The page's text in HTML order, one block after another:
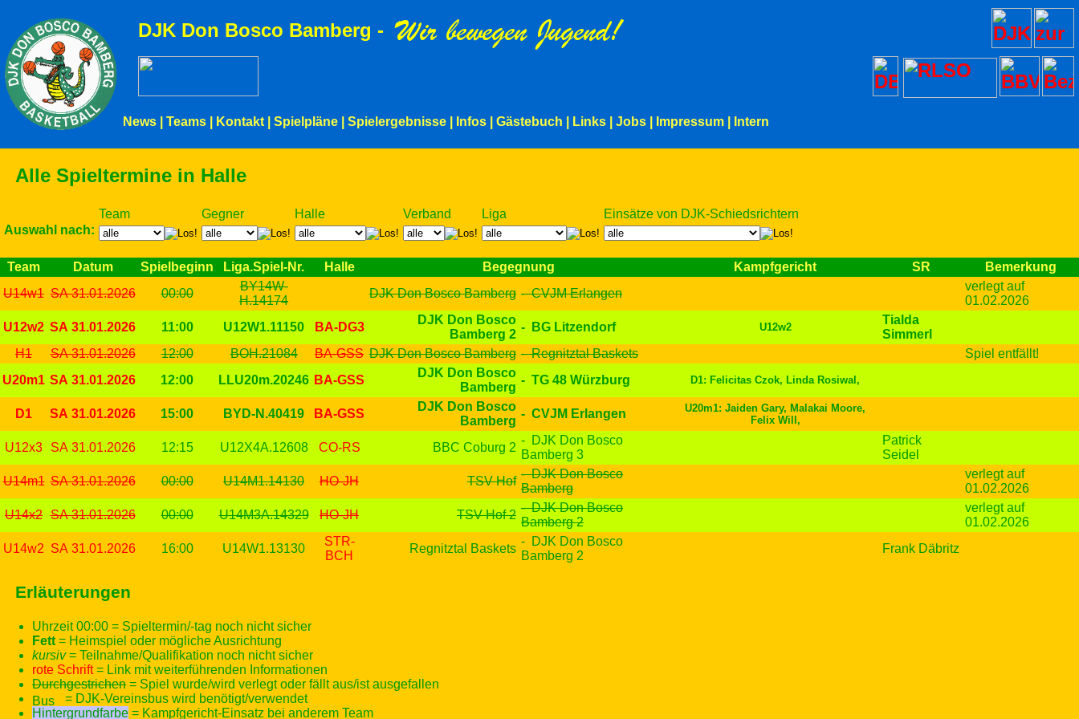
DJK Don Bosco Bamberg -
News Teams Kontakt Spielpläne Spielergebnisse Infos Gästebuch Links Jobs Impressum Intern
Alle Spieltermine in Halle
Auswahl nach:
Team Gegner Halle Verband Liga Einsätze von DJK-Schiedsrichtern
Team Datum Spielbeginn Liga.Spiel-Nr. Halle Begegnung Kampfgericht SR
Bemerkung
U14w1 SA 31.01.2026 00:00
BY14W-
H.14174
DJK Don Bosco Bamberg - CVJM Erlangen
verlegt auf
01.02.2026
U12w2 SA 31.01.2026 11:00 U12W1.11150 BA-DG3
DJK Don Bosco
Bamberg 2
- BG Litzendorf U12w2
Tialda
Simmerl
H1
SA 31.01.2026 12:00 BOH.21084 BA-GSS DJK Don Bosco Bamberg - Regnitztal Baskets
Spiel entfällt!
U20m1 SA 31.01.2026 12:00 LLU20m.20246 BA-GSS
DJK Don Bosco
Bamberg
- TG 48 Würzburg D1: Felicitas Czok, Linda Rosiwal,
D1 SA 31.01.2026 15:00 BYD-N.40419 BA-GSS
DJK Don Bosco
Bamberg
- CVJM Erlangen
U20m1: Jaiden Gary, Malakai Moore,
Felix Will,
U12x3 SA 31.01.2026 12:15 U12X4A.12608 CO-RS BBC Coburg 2
- DJK Don Bosco
Bamberg 3
Patrick
Seidel
U14m1 SA 31.01.2026 00:00 U14M1.14130 HO-JH TSV Hof
- DJK Don Bosco
Bamberg
verlegt auf
01.02.2026
U14x2 SA 31.01.2026 00:00 U14M3A.14329 HO-JH TSV Hof 2
- DJK Don Bosco
Bamberg 2
verlegt auf
01.02.2026
U14w2 SA 31.01.2026 16:00 U14W1.13130
STR-
BCH
Regnitztal Baskets
- DJK Don Bosco
Bamberg 2
Frank Däbritz
Erläuterungen
Uhrzeit 00:00 = Spieltermin/-tag noch nicht sicher
Fett= Heimspiel oder mögliche Ausrichtung
kursiv= Teilnahme/Qualifikation noch nicht sicher
rote Schrift= Link mit weiterführenden Informationen
Durchgestrichen = Spiel wurde/wird verlegt oder fällt aus/ist ausgefallen
= DJK-Vereinsbus wird benötigt/verwendet
Hintergrundfarbe = Kampfgericht-Einsatz bei anderem Team